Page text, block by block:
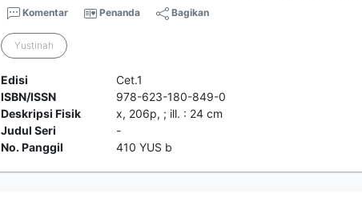
Komentar Penanda Bagikan
Yustinah
Edisi
Cet.1
ISBN/ISSN
978-623-180-849-0
Deskripsi Fisik
x, 206p, ; ill. : 24 cm
Judul Seri
-
No. Panggil
410 YUS b